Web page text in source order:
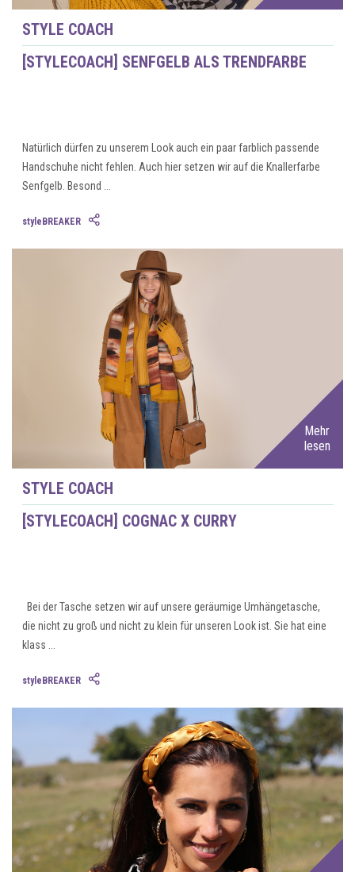
STYLE COACH
[STYLECOACH] SENFGELB ALS TRENDFARBE
Natürlich dürfen zu unserem Look auch ein paar farblich passende
Handschuhe nicht fehlen. Auch hier setzen wir auf die Knallerfarbe
Senfgelb. Besond ...
styleBREAKER
Mehr
lesen
STYLE COACH
[STYLECOACH] COGNAC X CURRY
Bei der Tasche setzen wir auf unsere geräumige Umhängetasche,
die nicht zu groß und nicht zu klein für unseren Look ist. Sie hat eine
klass ...
styleBREAKER